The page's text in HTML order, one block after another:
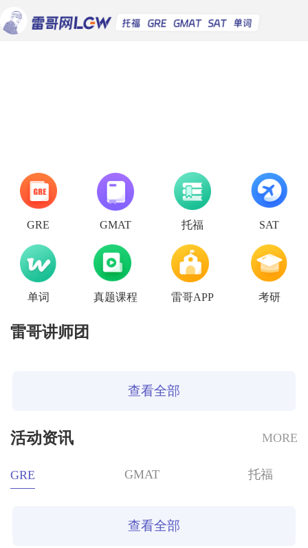
GRE GMAT 托福 SAT
单词 真题课程 雷哥APP 考研
雷哥讲师团
查看全部
活动资讯 MORE
GRE GMAT 托福
查看全部